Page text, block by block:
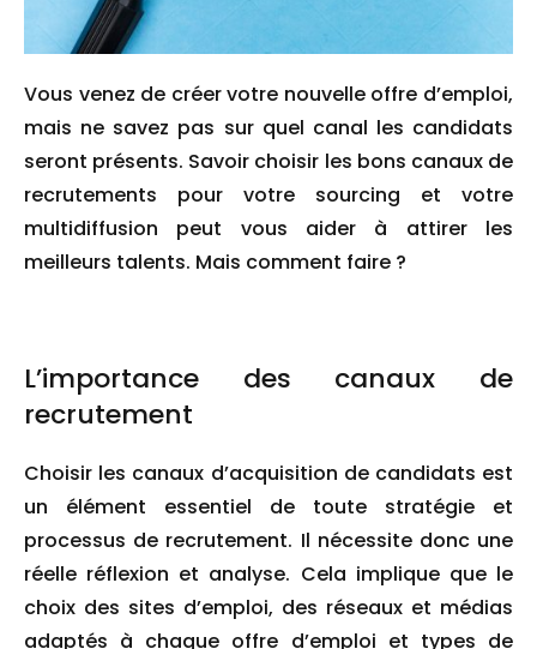
Vous venez de créer votre nouvelle offre d’emploi,
mais ne savez pas sur quel canal les candidats
seront présents. Savoir choisir les bons canaux de
recrutements pour votre sourcing et votre
multidiffusion peut vous aider à attirer les
meilleurs talents. Mais comment faire ?
L’importance des canaux de
recrutement
Choisir les canaux d’acquisition de candidats est
un élément essentiel de toute stratégie et
processus de recrutement. Il nécessite donc une
réelle réflexion et analyse. Cela implique que le
choix des sites d’emploi, des réseaux et médias
adaptés à chaque offre d’emploi et types de